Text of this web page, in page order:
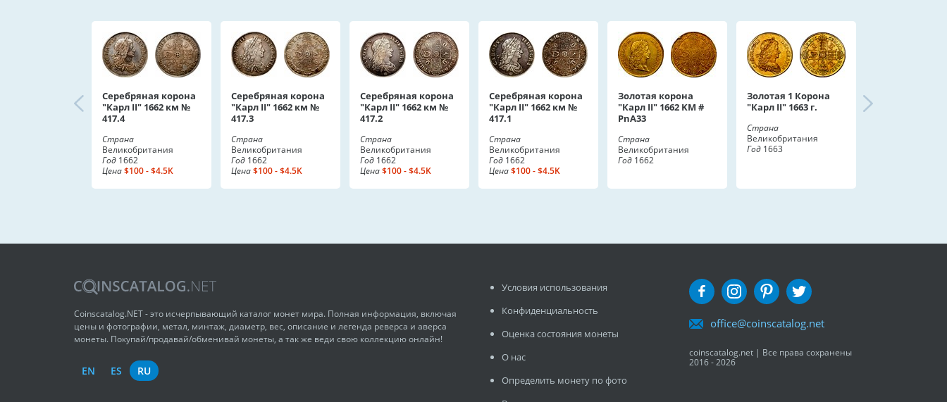
Серебряная корона
"Карл II" 1662 км №
417.4
Страна
Великобритания
Год 1662
Цена$100 - $4.5K
Серебряная корона
"Карл II" 1662 км №
417.3
Страна
Великобритания
Год 1662
Цена$100 - $4.5K
Серебряная корона
"Карл II" 1662 км №
417.2
Страна
Великобритания
Год 1662
Цена$100 - $4.5K
Серебряная корона
"Карл II" 1662 км №
417.1
Страна
Великобритания
Год 1662
Цена$100 - $4.5K
Золотая корона
"Карл II" 1662 KM #
PnA33
Страна
Великобритания
Год 1662
Золотая 1 Корона
"Карл II" 1663 г.
Страна
Великобритания
Год 1663
Coinscatalog.NET - это исчерпывающий каталог монет мира. Полная информация, включая
цены и фотографии, метал, минтаж, диаметр, вес, описание и легенда реверса и аверса
монеты. Покупай/продавай/обменивай монеты, а так же веди свою коллекцию онлайн!
EN ES RU
Условия использования
Конфиденциальность
Оценка состояния монеты
О нас
Определить монету по фото
office@coinscatalog.net
coinscatalog.net | Все права сохранены
2016 - 2026